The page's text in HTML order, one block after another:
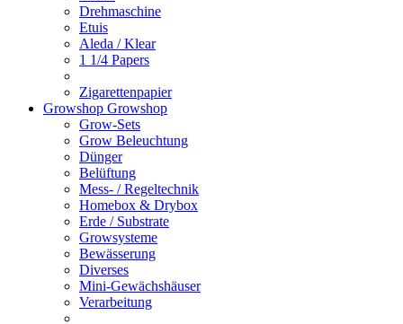
Drehmaschine
Etuis
Aleda / Klear
1 1/4 Papers
Zigarettenpapier
Growshop Growshop
Grow-Sets
Grow Beleuchtung
Dünger
Belüftung
Mess- / Regeltechnik
Homebox & Drybox
Erde / Substrate
Growsysteme
Bewässerung
Diverses
Mini-Gewächshäuser
Verarbeitung